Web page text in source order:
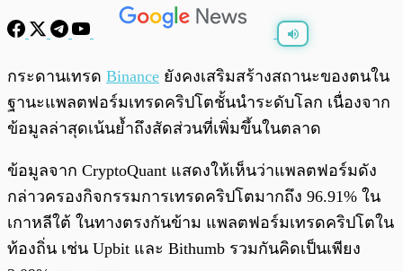
กระดานเทรด Binance ยังคงเสริมสร้างสถานะของตนใน
ฐานะแพลตฟอร์มเทรดคริปโตชั้นนำระดับโลก เนื่องจาก
ข้อมูลล่าสุดเน้นย้ำถึงสัดส่วนที่เพิ่มขึ้นในตลาด
ข้อมูลจาก CryptoQuant แสดงให้เห็นว่าแพลตฟอร์มดัง
กล่าวครองกิจกรรมการเทรดคริปโตมากถึง 96.91% ใน
เกาหลีใต้ ในทางตรงกันข้าม แพลตฟอร์มเทรดคริปโตใน
ท้องถิ่น เช่น Upbit และ Bithumb รวมกันคิดเป็นเพียง